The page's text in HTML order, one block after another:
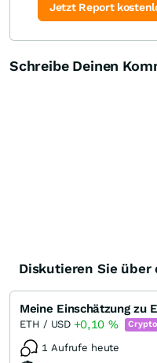
Jetzt Report
Schreibe Deinen
Diskutieren Sie
ETH / USD +0,10% Crypto
1 Aufrufe heute